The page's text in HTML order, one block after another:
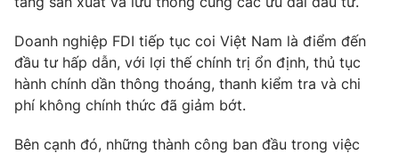
Doanh nghiệp FDI tiếp tục coi Việt Nam là điểm đến
đầu tư hấp dẫn, với lợi thế chính trị ổn định, thủ tục
hành chính dần thông thoáng, thanh kiểm tra và chi
phí không chính thức đã giảm bớt.
Bên cạnh đó, những thành công ban đầu trong việc